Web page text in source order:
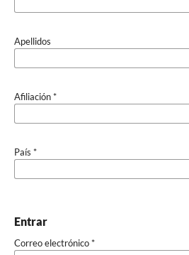
Apellidos
Afiliación*
País *
Entrar
Correo electrónico*